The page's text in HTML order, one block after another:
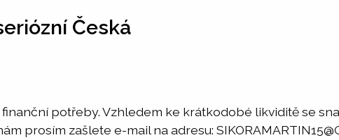
Česká
potřeby. Vzhledem ke krátkodobé likviditě se
prosím zašlete e-mail na adresu: